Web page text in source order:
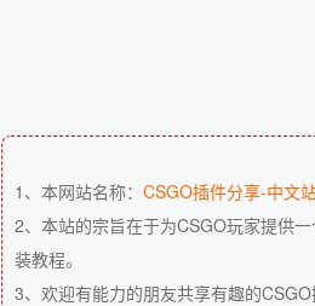
1、本网站名称： CSGO插件分享-中文
2、本站的宗旨在于为CSGO玩家提供
装教程。
3、欢迎有能力的朋友共享有趣的CSGO